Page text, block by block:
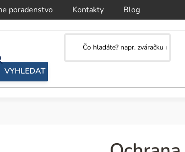
poradenstvo Kontakty Blog